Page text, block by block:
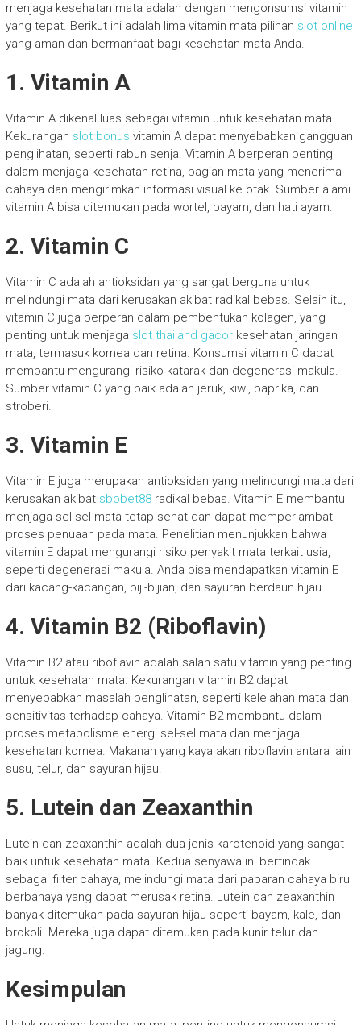
menjaga kesehatan mata adalah dengan mengonsumsi vitamin
yang tepat. Berikut ini adalah lima vitamin mata pilihan slot online
yang aman dan bermanfaat bagi kesehatan mata Anda.
1. Vitamin A
Vitamin A dikenal luas sebagai vitamin untuk kesehatan mata.
Kekurangan slot bonus vitamin A dapat menyebabkan gangguan
penglihatan, seperti rabun senja. Vitamin A berperan penting
dalam menjaga kesehatan retina, bagian mata yang menerima
cahaya dan mengirimkan informasi visual ke otak. Sumber alami
vitamin A bisa ditemukan pada wortel, bayam, dan hati ayam.
2. Vitamin C
Vitamin C adalah antioksidan yang sangat berguna untuk
melindungi mata dari kerusakan akibat radikal bebas. Selain itu,
vitamin C juga berperan dalam pembentukan kolagen, yang
penting untuk menjaga slot thailand gacorkesehatan jaringan
mata, termasuk kornea dan retina. Konsumsi vitamin C dapat
membantu mengurangi risiko katarak dan degenerasi makula.
Sumber vitamin C yang baik adalah jeruk, kiwi, paprika, dan
stroberi.
3. Vitamin E
Vitamin E juga merupakan antioksidan yang melindungi mata dari
kerusakan akibat sbobet88radikal bebas. Vitamin E membantu
menjaga sel-sel mata tetap sehat dan dapat memperlambat
proses penuaan pada mata. Penelitian menunjukkan bahwa
vitamin E dapat mengurangi risiko penyakit mata terkait usia,
seperti degenerasi makula. Anda bisa mendapatkan vitamin E
dari kacang-kacangan, biji-bijian, dan sayuran berdaun hijau.
4. Vitamin B2 (Riboflavin)
Vitamin B2 atau riboflavin adalah salah satu vitamin yang penting
untuk kesehatan mata. Kekurangan vitamin B2 dapat
menyebabkan masalah penglihatan, seperti kelelahan mata dan
sensitivitas terhadap cahaya. Vitamin B2 membantu dalam
proses metabolisme energi sel-sel mata dan menjaga
kesehatan kornea. Makanan yang kaya akan riboflavin antara lain
susu, telur, dan sayuran hijau.
5. Lutein dan Zeaxanthin
Lutein dan zeaxanthin adalah dua jenis karotenoid yang sangat
baik untuk kesehatan mata. Kedua senyawa ini bertindak
sebagai filter cahaya, melindungi mata dari paparan cahaya biru
berbahaya yang dapat merusak retina. Lutein dan zeaxanthin
banyak ditemukan pada sayuran hijau seperti bayam, kale, dan
brokoli. Mereka juga dapat ditemukan pada kunir telur dan
jagung.
Kesimpulan